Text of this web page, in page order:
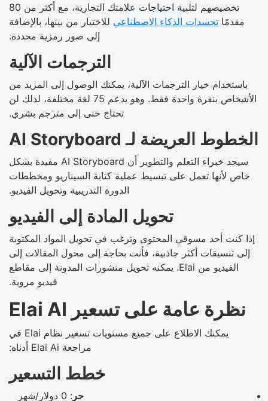
تخصيصهم لتلبية احتياجات علامتك التجارية، مع أكثر من 80
مقدمًا تجسدات الذكاء الاصطناعي للاختيار من بينها، بالإضافة
إلى صور رمزية محددة.
الترجمات الآلية
باستخدام خيار الترجمات الآلية، يمكنك الوصول إلى المزيد من
الأشخاص بنقرة واحدة فقط. وهو يدعم 75 لغة مختلفة، لذلك لن
تحتاج حتى إلى مترجم بشري.
الخطوط العريضة لـ AI Storyboard
سيجد خبراء التعلم والتطوير أن AI Storyboard مفيدة بشكل
خاص لأنها تعمل على تبسيط عملية كتابة السيناريو ومخططات
الدورة التدريبية وتحويل الفيديو.
تحويل المادة إلى الفيديو
إذا كنت أحد مسوقي المحتوى وترغب في تحويل المواد المكتوبة
إلى تنسيقات أكثر جاذبية، فأنت بحاجة إلى محول المقالات إلى
الفيديو من Elai. يمكنه تحويل منشورات المدونة إلى مقاطع
فيديو مروية.
نظرة عامة على تسعير Elai AI
يمكنك الاطلاع على جميع مستويات تسعير نظام Elai في
مراجعة Elai Ai أدناه:
خطط التسعير
حر : 0 دولار/شهر